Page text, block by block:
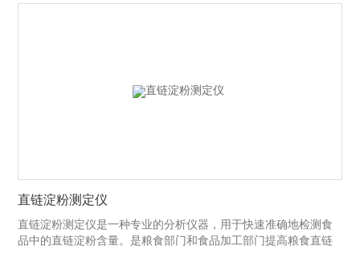
直链淀粉测定仪
直链淀粉测定仪是一种专业的分析仪器，用于快速准确地检测食
品中的直链淀粉含量。是粮食部门和食品加工部门提高粮食直链